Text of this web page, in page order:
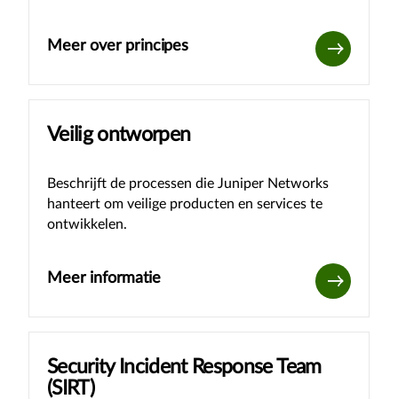
Meer over principes
Veilig ontworpen
Beschrijft de processen die Juniper Networks
hanteert om veilige producten en services te
ontwikkelen.
Meer informatie
Security Incident Response Team
(SIRT)